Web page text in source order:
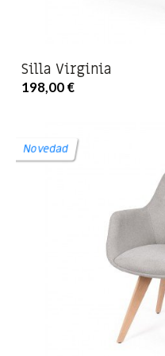
Silla Virginia
198,00 €
Novedad